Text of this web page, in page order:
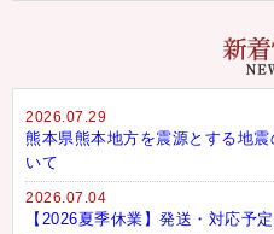
2026.07.29
熊本県熊本地方を震源とする地
いて
2026.07.04
【2026夏季休業】発送・対応予